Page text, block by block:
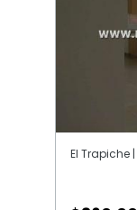
El Trapiche